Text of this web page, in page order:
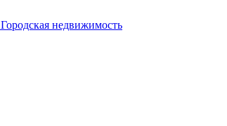
Городская недвижимость